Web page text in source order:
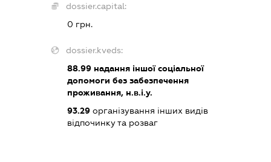
dossier.capital:
0 грн.
dossier.kveds:
88.99надання іншої соціальної
допомоги без забезпечення
проживання, н.в.і.у.
93.29організування інших видів
відпочинку та розваг